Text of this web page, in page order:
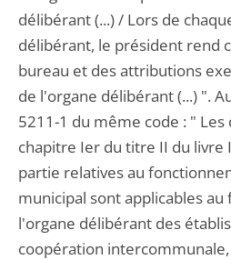
délibérant (...) / Lors de
délibérant, le président rend
bureau et des attributions
de l'organe délibérant (...) ".
5211-1 du même code : " Les
chapitre Ier du titre II du livre
partie relatives au
municipal sont applicables
l'organe délibérant des
coopération